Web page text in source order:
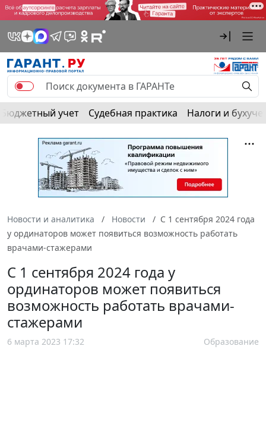
Бюджетный учет Судебная практика Налоги и
Новости и аналитика Новости
С 1 сентября 2024 года
у ординаторов может появиться возможность работать
врачами-стажерами
С 1 сентября 2024 года у
ординаторов может появиться
возможность работать врачами-
стажерами
6 марта 2023 17:32 Образование